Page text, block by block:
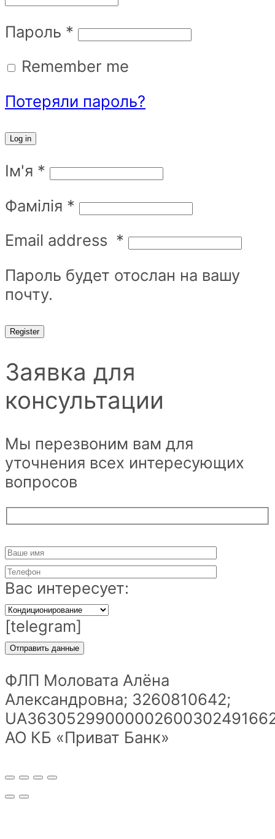
Пароль *
Remember me
Потеряли пароль?
Log in
Ім'я *
Фамілія *
Email address *
Пароль будет отослан на вашу
почту.
Register
Заявка для
консультации
Мы перезвоним вам для
уточнения всех интересующих
вопросов
Вас интересует:
[telegram]
ФЛП Моловата Алёна
Александровна; 3260810642;
АО КБ «Приват Банк»